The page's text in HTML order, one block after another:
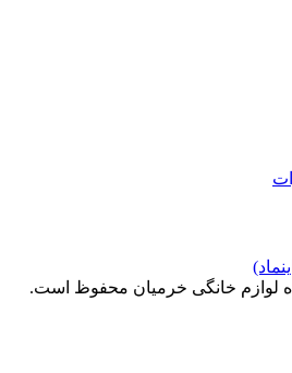
لوازم خانگی خرمیان محفوظ است.